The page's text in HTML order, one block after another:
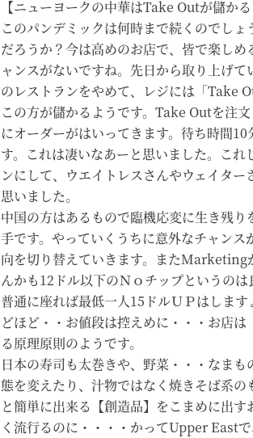
【ニューヨークの中華はTake Outが儲かる
このパンデミックは何時まで続くのでし
だろうか？今は高めのお店で、皆で楽し
ャンスがないですね。先日から取り上げ
のレストランをやめて、レジには「Take
この方が儲かるようです。Take Outを注
にオーダーがはいってきます。待ち時間
す。これは凄いなあーと思いました。これ
ンにして、ウエイトレスさんやウェイター
思いました。
中国の方はあるもので臨機応変に生き残
手です。やっていくうちに意外なチャンス
向を切り替えていきます。またMarketing
んかも12ドル以下のＮｏチップというのは
普通に座れば最低一人15ドルＵＰはしま
どほど・・お値段は控えめに・・・お店
る原理原則のようです。
日本の寿司も太巻きや、野菜・・・なま
態を変えたり、汁物ではなく焼きそば系
と簡単に出来る【創造品】をこまめに出
く流行るのに・・・・かってUpper East